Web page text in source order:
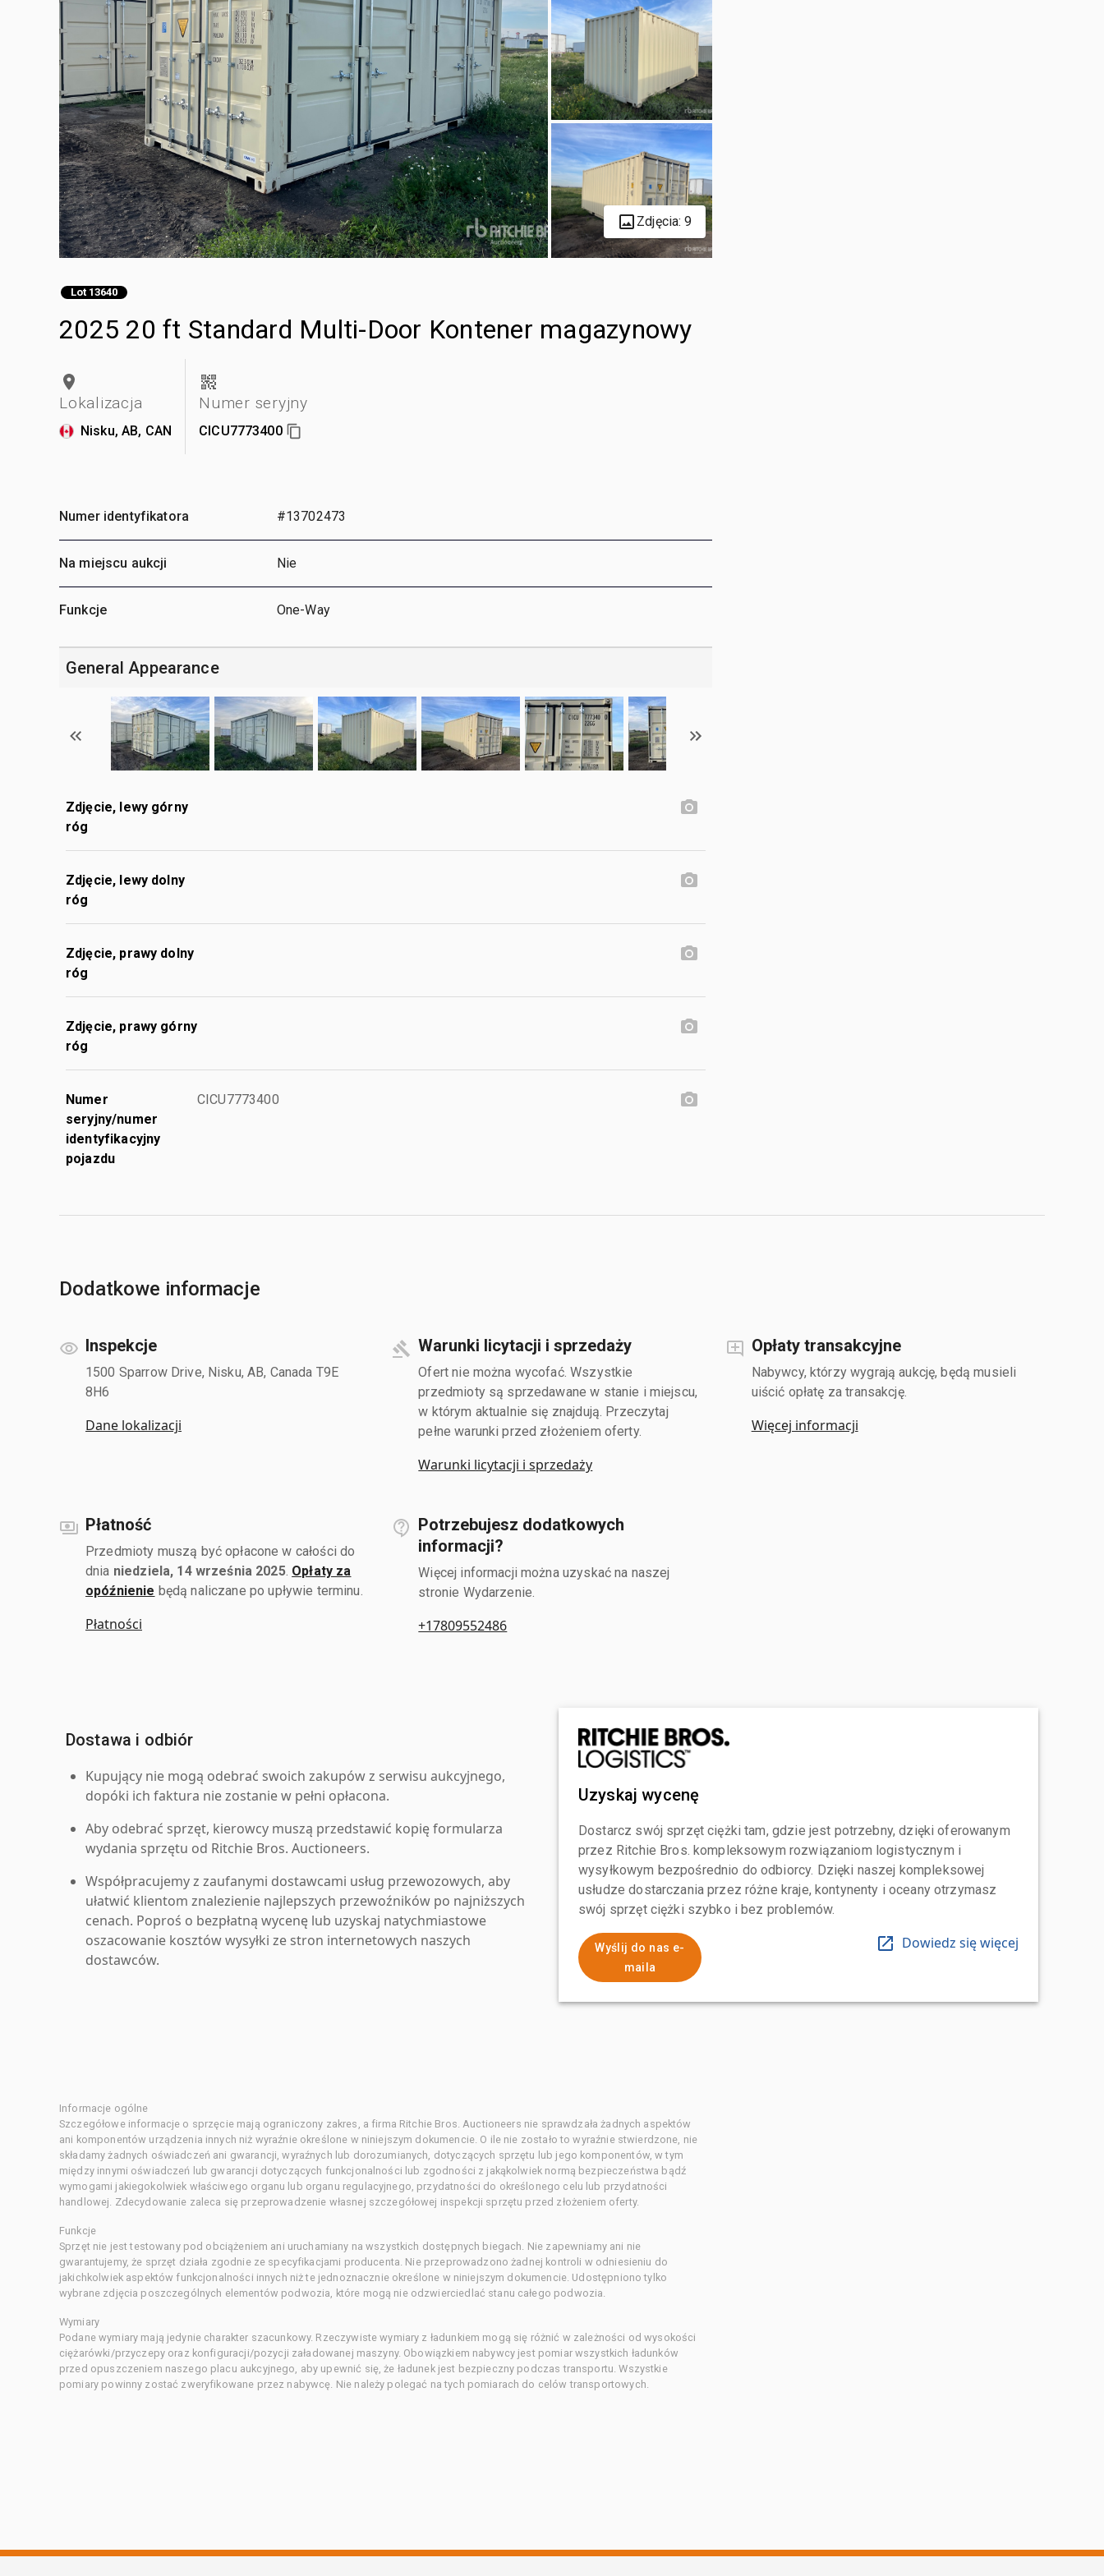
Zdjęcia: 9
Lot 13640
2025 20 ft Standard Multi-Door Kontener magazynowy
Lokalizacja
Nisku, AB, CAN
Numer seryjny
CICU7773400
Numer identyfikatora #13702473
Na miejscu aukcji Nie
Funkcje One-Way
General Appearance
Zdjęcie, lewy górny
róg
Zdjęcie, lewy dolny
róg
Zdjęcie, prawy dolny
róg
Zdjęcie, prawy górny
róg
Numer
seryjny/numer
identyfikacyjny
pojazdu
CICU7773400
Dodatkowe informacje
Inspekcje
1500 Sparrow Drive, Nisku, AB, Canada T9E
8H6
Dane lokalizacji
Warunki licytacji i sprzedaży
Ofert nie można wycofać. Wszystkie
przedmioty są sprzedawane w stanie i miejscu,
w którym aktualnie się znajdują. Przeczytaj
pełne warunki przed złożeniem oferty.
Warunki licytacji i sprzedaży
Opłaty transakcyjne
Nabywcy, którzy wygrają aukcję, będą musieli
uiścić opłatę za transakcję.
Więcej informacji
Płatność
Przedmioty muszą być opłacone w całości do
dnia niedziela, 14 września 2025. Opłaty za
opóźnienie będą naliczane po upływie terminu.
Płatności
Potrzebujesz dodatkowych
informacji?
Więcej informacji można uzyskać na naszej
stronie Wydarzenie.
+17809552486
Dostawa i odbiór
Kupujący nie mogą odebrać swoich zakupów z serwisu aukcyjnego,
dopóki ich faktura nie zostanie w pełni opłacona.
Aby odebrać sprzęt, kierowcy muszą przedstawić kopię formularza
wydania sprzętu od Ritchie Bros. Auctioneers.
Współpracujemy z zaufanymi dostawcami usług przewozowych, aby
ułatwić klientom znalezienie najlepszych przewoźników po najniższych
cenach. Poproś o bezpłatną wycenę lub uzyskaj natychmiastowe
oszacowanie kosztów wysyłki ze stron internetowych naszych
dostawców.
Uzyskaj wycenę
Dostarcz swój sprzęt ciężki tam, gdzie jest potrzebny, dzięki oferowanym
przez Ritchie Bros. kompleksowym rozwiązaniom logistycznym i
wysyłkowym bezpośrednio do odbiorcy. Dzięki naszej kompleksowej
usłudze dostarczania przez różne kraje, kontynenty i oceany otrzymasz
swój sprzęt ciężki szybko i bez problemów.
Wyślij do nas e-
maila
Dowiedz się więcej
Informacje ogólne
Szczegółowe informacje o sprzęcie mają ograniczony zakres, a firma Ritchie Bros. Auctioneers nie sprawdzała żadnych aspektów
ani komponentów urządzenia innych niż wyraźnie określone w niniejszym dokumencie. O ile nie zostało to wyraźnie stwierdzone, nie
składamy żadnych oświadczeń ani gwarancji, wyraźnych lub dorozumianych, dotyczących sprzętu lub jego komponentów, w tym
między innymi oświadczeń lub gwarancji dotyczących funkcjonalności lub zgodności z jakąkolwiek normą bezpieczeństwa bądź
wymogami jakiegokolwiek właściwego organu lub organu regulacyjnego, przydatności do określonego celu lub przydatności
handlowej. Zdecydowanie zaleca się przeprowadzenie własnej szczegółowej inspekcji sprzętu przed złożeniem oferty.
Funkcje
Sprzęt nie jest testowany pod obciążeniem ani uruchamiany na wszystkich dostępnych biegach. Nie zapewniamy ani nie
gwarantujemy, że sprzęt działa zgodnie ze specyfikacjami producenta. Nie przeprowadzono żadnej kontroli w odniesieniu do
jakichkolwiek aspektów funkcjonalności innych niż te jednoznacznie określone w niniejszym dokumencie. Udostępniono tylko
wybrane zdjęcia poszczególnych elementów podwozia, które mogą nie odzwierciedlać stanu całego podwozia.
Wymiary
Podane wymiary mają jedynie charakter szacunkowy. Rzeczywiste wymiary z ładunkiem mogą się różnić w zależności od wysokości
ciężarówki/przyczepy oraz konfiguracji/pozycji załadowanej maszyny. Obowiązkiem nabywcy jest pomiar wszystkich ładunków
przed opuszczeniem naszego placu aukcyjnego, aby upewnić się, że ładunek jest bezpieczny podczas transportu. Wszystkie
pomiary powinny zostać zweryfikowane przez nabywcę. Nie należy polegać na tych pomiarach do celów transportowych.